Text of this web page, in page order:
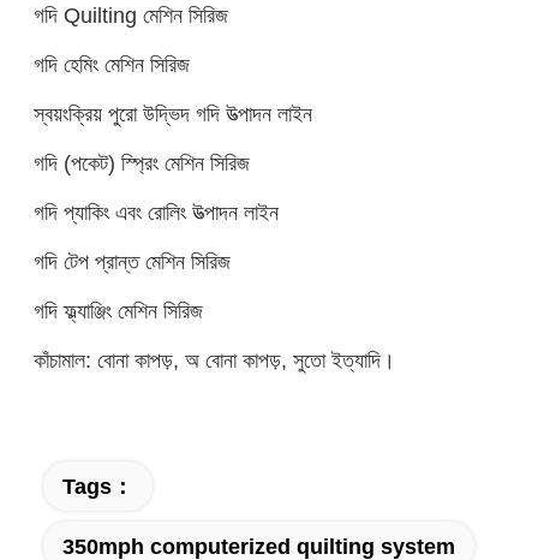
গদি Quilting মেশিন সিরিজ
গদি হেমিং মেশিন সিরিজ
স্বয়ংক্রিয় পুরো উদ্ভিদ গদি উত্পাদন লাইন
গদি (পকেট) স্প্রিং মেশিন সিরিজ
গদি প্যাকিং এবং রোলিং উত্পাদন লাইন
গদি টেপ প্রান্ত মেশিন সিরিজ
গদি ফ্ল্যাঞ্জিং মেশিন সিরিজ
কাঁচামাল: বোনা কাপড়, অ বোনা কাপড়, সুতো ইত্যাদি।
Tags：
350mph computerized quilting system